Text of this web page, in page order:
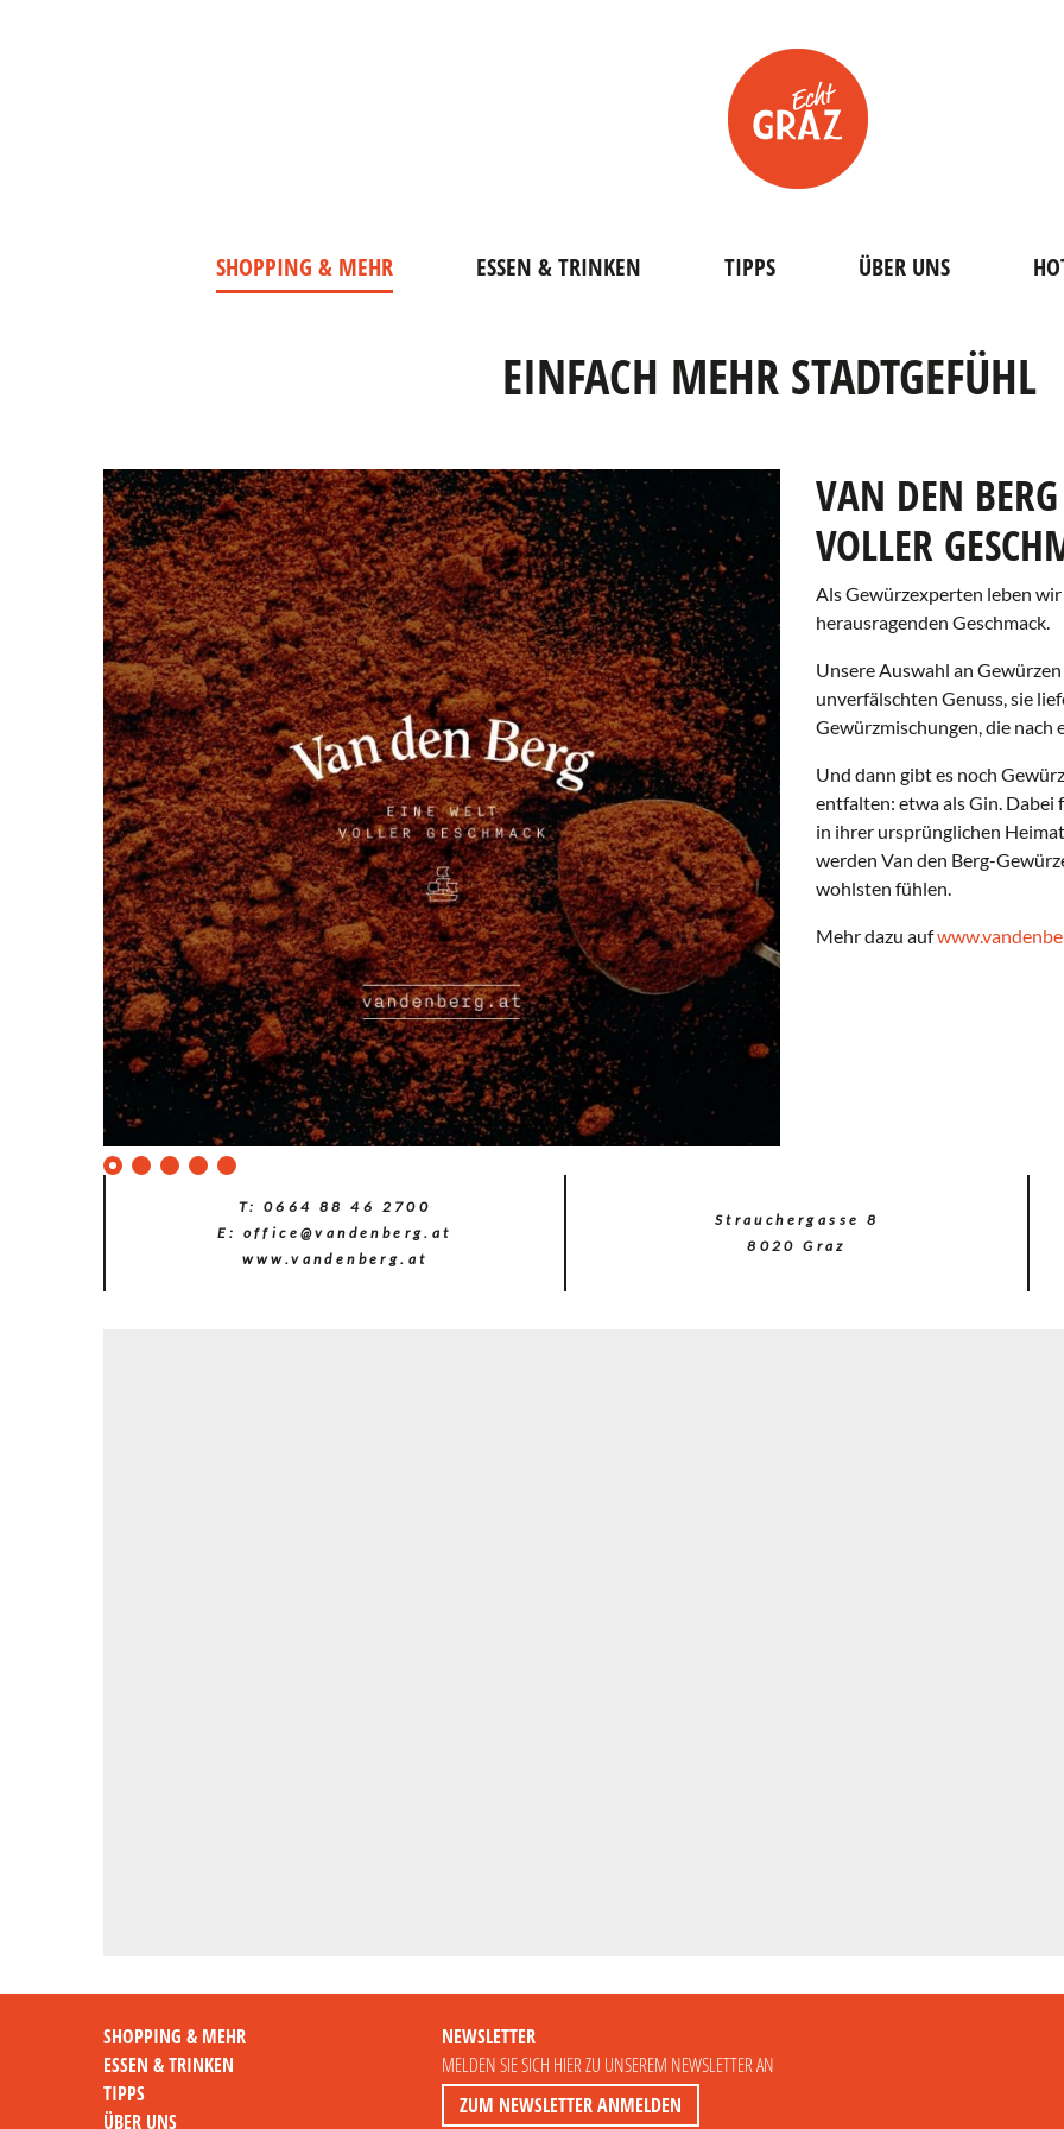
SHOPPING & MEHR ESSEN & TRINKEN TIPPS ÜBER UNS
EINFACH MEHR STADTGEFÜHL
0 1 2 3 4
VAN DEN
VOLLER
Als Gewürzexperten leben
herausragenden Geschmack.
Unsere Auswahl an
unverfälschten Genuss, sie
Gewürzmischungen, die nach
Und dann gibt es noch
entfalten: etwa als Gin. Dabei
in ihrer ursprünglichen
werden Van den Berg-
wohlsten fühlen.
Mehr dazu auf
T:0664 88 46 2700
E: office@vandenberg.at
www.vandenberg.at
Strauchergasse 8
8020 Graz
SHOPPING & MEHR
ESSEN & TRINKEN
TIPPS
ÜBER UNS
NEWSLETTER
MELDEN SIE SICH HIER ZU UNSEREM NEWSLETTER AN
ZUM NEWSLETTER ANMELDEN